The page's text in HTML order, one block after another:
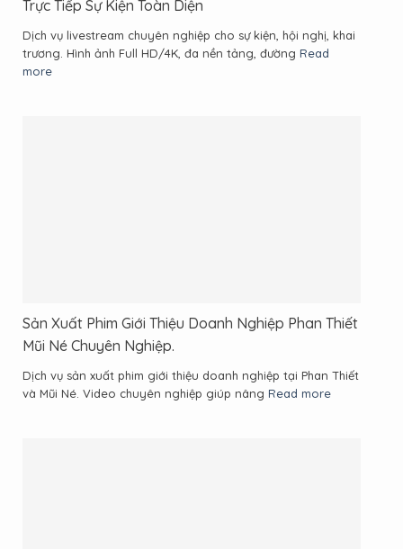
Trực Tiếp Sự Kiện Toàn Diện
Dịch vụ livestream chuyên nghiệp cho sự kiện, hội nghị, khai
trương. Hình ảnh Full HD/4K, đa nền tảng, đường Read
more
Sản Xuất Phim Giới Thiệu Doanh Nghiệp Phan Thiết
Mũi Né Chuyên Nghiệp.
Dịch vụ sản xuất phim giới thiệu doanh nghiệp tại Phan Thiết
và Mũi Né. Video chuyên nghiệp giúp nâng Read more